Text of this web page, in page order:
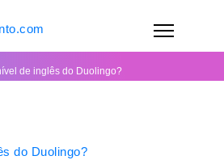
de inglês do Duolingo?
do Duolingo?